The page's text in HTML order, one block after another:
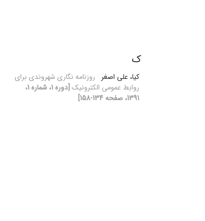
ک
کیا، علی اصغر
روزنامه نگاری شهروندی برای
روابط عمومی الکترونیک
[دوره 1، شماره 1،
1391، صفحه 134-158]